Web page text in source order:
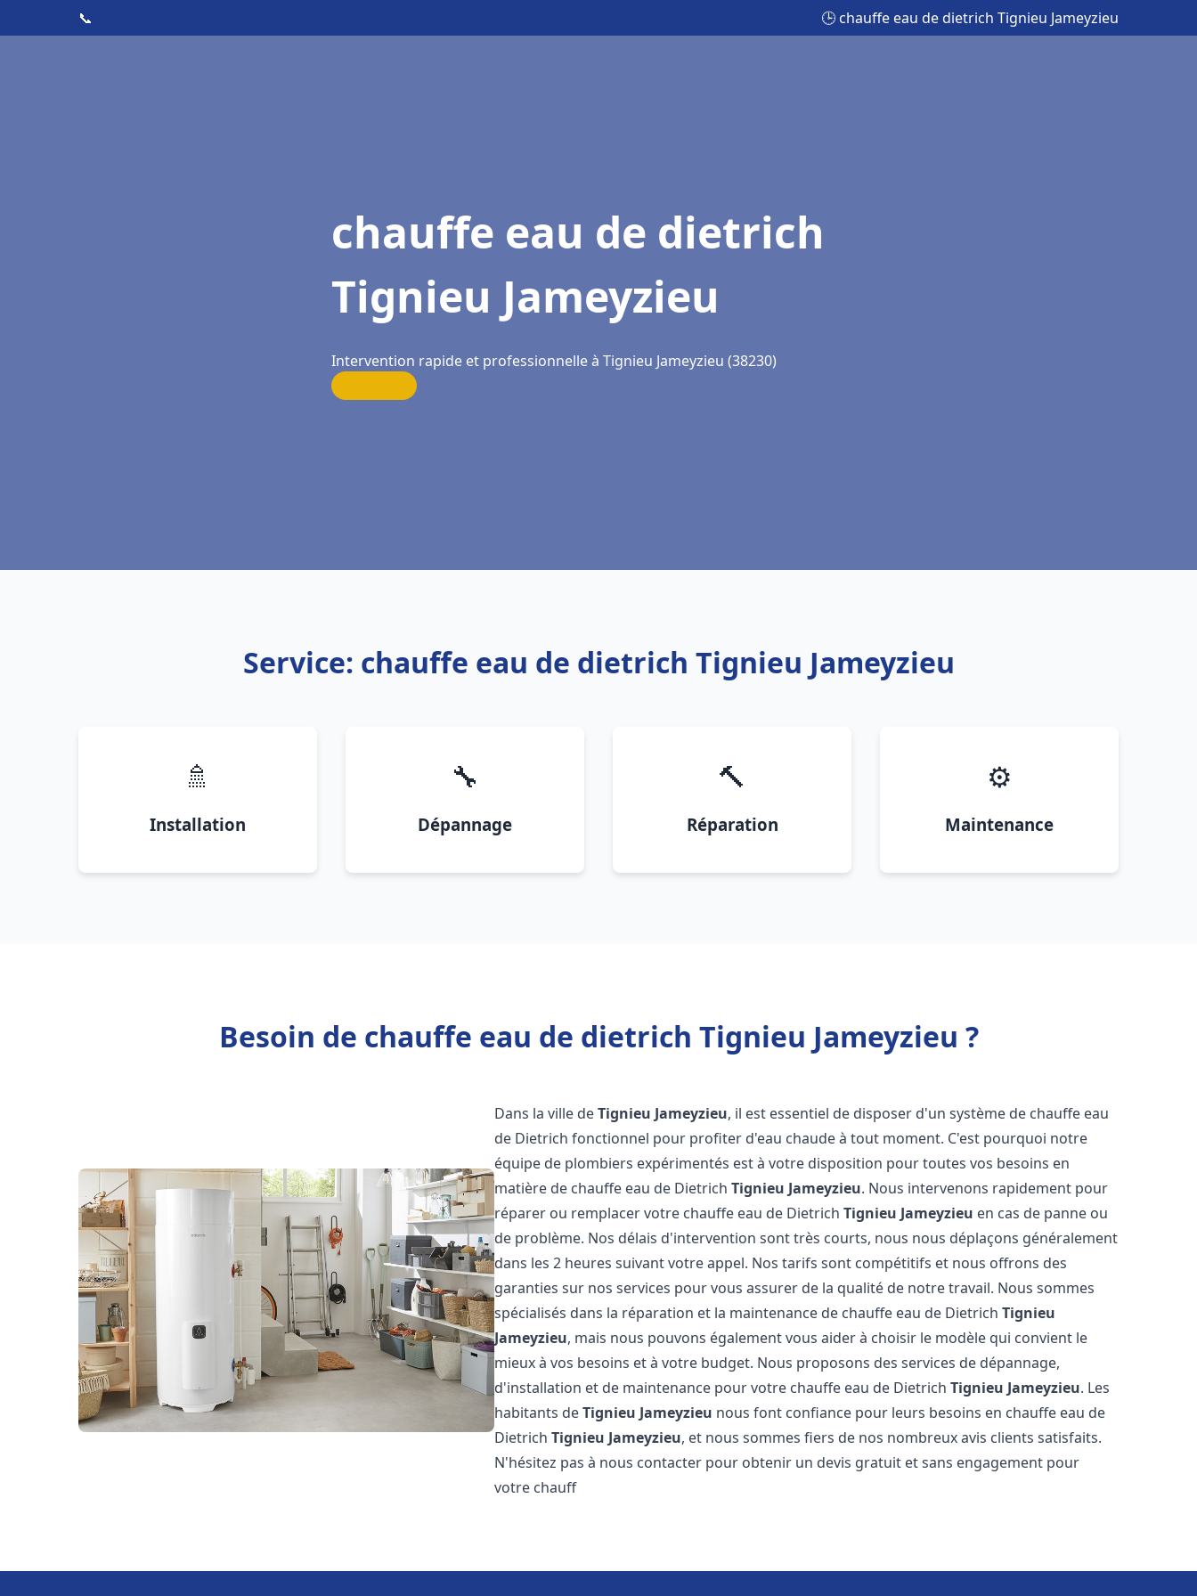
📞 🕒 chauffe eau de dietrich Tignieu Jameyzieu
chauffe eau de dietrich
Tignieu Jameyzieu
Intervention rapide et professionnelle à Tignieu Jameyzieu (38230)
Service: chauffe eau de dietrich Tignieu Jameyzieu
🚿
Installation
🔧
Dépannage
🔨
Réparation
⚙️
Maintenance
Besoin de chauffe eau de dietrich Tignieu Jameyzieu ?
Dans la ville deTignieu Jameyzieu, il est essentiel de disposer d'un système de chauffe eau
de Dietrich fonctionnel pour profiter d'eau chaude à tout moment. C'est pourquoi notre
équipe de plombiers expérimentés est à votre disposition pour toutes vos besoins en
matière de chauffe eau de DietrichTignieu Jameyzieu. Nous intervenons rapidement pour
réparer ou remplacer votre chauffe eau de DietrichTignieu Jameyzieu en cas de panne ou
de problème. Nos délais d'intervention sont très courts, nous nous déplaçons généralement
dans les 2 heures suivant votre appel. Nos tarifs sont compétitifs et nous offrons des
garanties sur nos services pour vous assurer de la qualité de notre travail. Nous sommes
spécialisés dans la réparation et la maintenance de chauffe eau de DietrichTignieu
Jameyzieu, mais nous pouvons également vous aider à choisir le modèle qui convient le
mieux à vos besoins et à votre budget. Nous proposons des services de dépannage,
d'installation et de maintenance pour votre chauffe eau de DietrichTignieu Jameyzieu. Les
habitants deTignieu Jameyzieu nous font confiance pour leurs besoins en chauffe eau de
DietrichTignieu Jameyzieu, et nous sommes fiers de nos nombreux avis clients satisfaits.
N'hésitez pas à nous contacter pour obtenir un devis gratuit et sans engagement pour
votre chauff